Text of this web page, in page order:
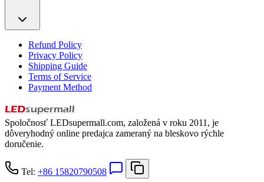
Refund Policy
Privacy Policy
Shipping Guide
Terms of Service
Payment Method
Spoločnosť LEDsupermall.com, založená v roku 2011, je
dôveryhodný online predajca zameraný na bleskovo rýchle
doručenie.
Tel: +86 15820790508